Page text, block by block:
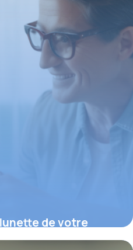
de votre
conseils essentiels